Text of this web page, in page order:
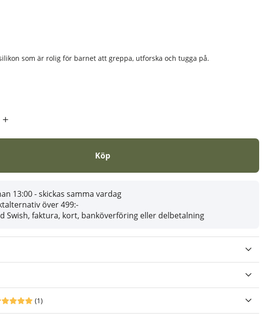
Antal betyg 1
som är rolig för barnet att greppa, utforska och tugga på.
Köp
13:00 - skickas samma vardag
över 499:-
Swish, faktura, kort, banköverföring eller delbetalning
5 AV 5 ANTAL BETYG 1
(1)